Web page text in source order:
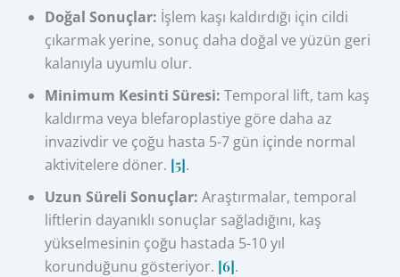
Doğal Sonuçlar: İşlem kaşı kaldırdığı için cildi
çıkarmak yerine, sonuç daha doğal ve yüzün geri
kalanıyla uyumlu olur.
Minimum Kesinti Süresi: Temporal lift, tam kaş
kaldırma veya blefaroplastiye göre daha az
invazivdir ve çoğu hasta 5-7 gün içinde normal
aktivitelere döner. [5].
Uzun Süreli Sonuçlar: Araştırmalar, temporal
liftlerin dayanıklı sonuçlar sağladığını, kaş
yükselmesinin çoğu hastada 5-10 yıl
korunduğunu gösteriyor. [6].